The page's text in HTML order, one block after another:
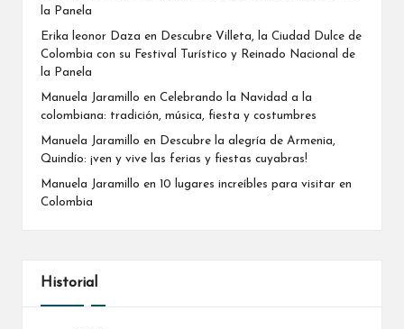
la Panela
Erika leonor Daza en
Descubre Villeta, la Ciudad Dulce de
Colombia con su Festival Turístico y Reinado Nacional de
la Panela
Manuela Jaramillo en Celebrando la Navidad a la
colombiana: tradición, música, fiesta y costumbres
Manuela Jaramillo en
Descubre la alegría de Armenia,
Quindío: ¡ven y vive las ferias y fiestas cuyabras!
Manuela Jaramillo en 10 lugares increíbles para visitar en
Colombia
Historial